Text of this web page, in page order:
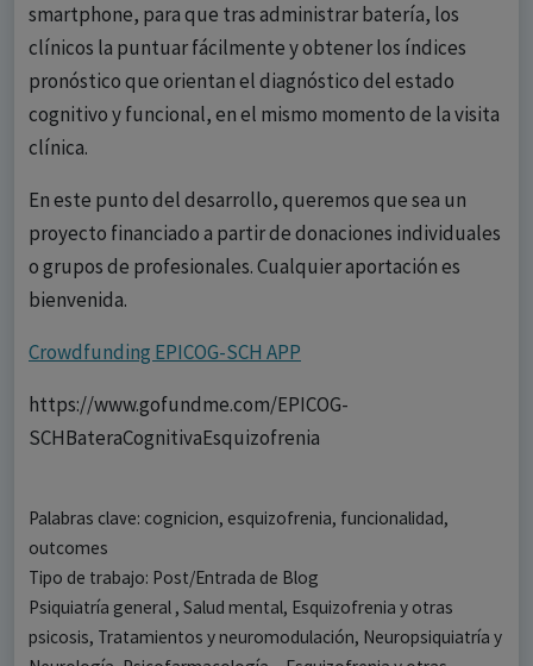
smartphone, para que tras administrar batería, los
clínicos la puntuar fácilmente y obtener los índices
pronóstico que orientan el diagnóstico del estado
cognitivo y funcional, en el mismo momento de la visita
clínica.
En este punto del desarrollo, queremos que sea un
proyecto financiado a partir de donaciones individuales
o grupos de profesionales. Cualquier aportación es
bienvenida.
Crowdfunding EPICOG-SCH APP
https://www.gofundme.com/EPICOG-
SCHBateraCognitivaEsquizofrenia
Palabras clave: cognicion, esquizofrenia, funcionalidad,
outcomes
Tipo de trabajo: Post/Entrada de Blog
Psiquiatría general , Salud mental, Esquizofrenia y otras
psicosis, Tratamientos y neuromodulación, Neuropsiquiatría y